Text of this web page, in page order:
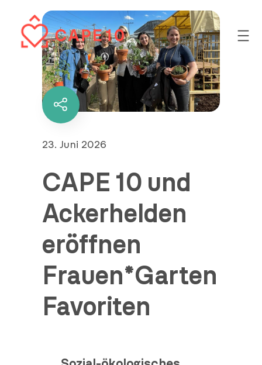
Inhalt
springen
Diesen
Inhalt
Veröffentlicht
23. Juni 2026
CAPE 10 und
Ackerhelden
eröffnen
Frauen*Garten
Favoriten